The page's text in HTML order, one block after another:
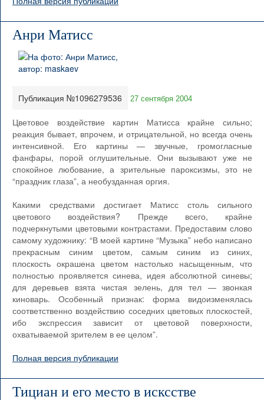
Анри Матисс
Публикация №1096279536 27 сентября 2004
Цветовое воздействие картин Матисса крайне сильно;
реакция бывает, впрочем, и отрицательной, но всегда очень
интенсивной. Его картины — звучные, громогласные
фанфары, порой оглушительные. Они вызывают уже не
спокойное любование, а зрительные пароксизмы, это не
“праздник глаза”, а необузданная оргия.
Какими средствами достигает Матисс столь сильного
цветового воздействия? Прежде всего, крайне
подчеркнутыми цветовыми контрастами. Предоставим слово
самому художнику: “В моей картине “Музыка” небо написано
прекрасным синим цветом, самым синим из синих,
плоскость окрашена цветом настолько насыщенным, что
полностью проявляется синева, идея абсолютной синевы;
для деревьев взята чистая зелень, для тел — звонкая
киноварь. Особенный признак: форма видоизменялась
соответственно воздействию соседних цветовых плоскостей,
ибо экспрессия зависит от цветовой поверхности,
охватываемой зрителем в ее целом”.
Полная версия публикации
Тициан и его место в исксстве